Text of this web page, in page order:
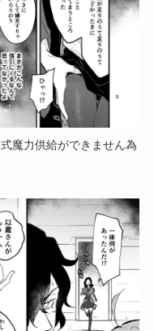
魔力供給ができません為